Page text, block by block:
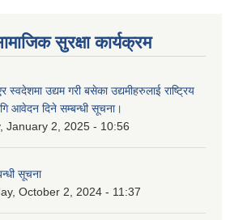
सुरक्षा कार्यक्रम
स्वदेशमा उद्यम गरी बसेका उद्यमीहरुलाई राष्‍ट्रिय
आवेदन दिने सम्बन्धी सूचना।
January 2, 2025 - 10:56
सूचना
October 2, 2024 - 11:37